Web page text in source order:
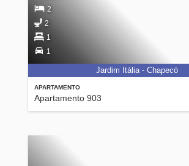
APARTAMENTO
Apartamento 903
2
2
1
1
Jardim Itália - Chapecó